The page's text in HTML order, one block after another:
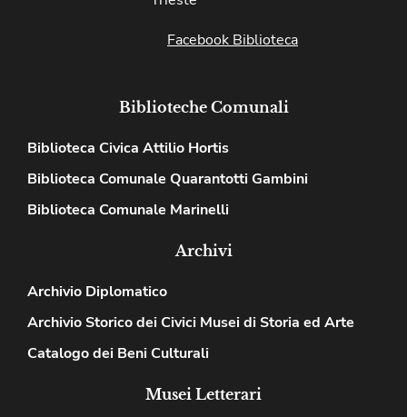
Facebook Biblioteca
Biblioteche Comunali
Biblioteca Civica Attilio Hortis
Biblioteca Comunale Quarantotti Gambini
Biblioteca Comunale Marinelli
Archivi
Archivio Diplomatico
Archivio Storico dei Civici Musei di Storia ed Arte
Catalogo dei Beni Culturali
Musei Letterari